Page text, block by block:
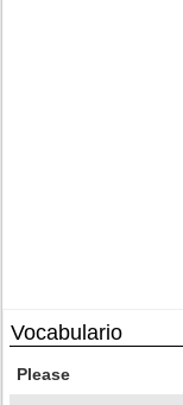
Vocabulario
Please